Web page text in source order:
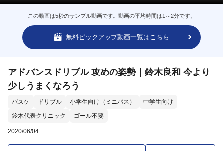
この動画は5秒のサンプル動画です。動画の平均時間は1～2分です。
無料ピックアップ動画一覧はこちら
アドバンスドリブル 攻めの姿勢｜鈴木良和 今より
少しうまくなろう
バスケ ドリブル 小学生向け（ミニバス）
中学生向け
鈴木代表クリニック
ゴール不要
2020/06/04